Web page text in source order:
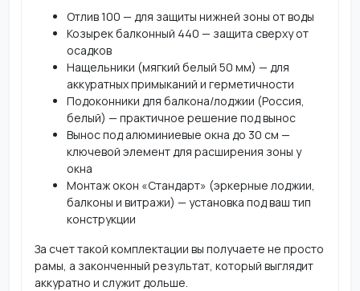
Отлив 100 — для защиты нижней зоны от воды
Козырек балконный 440 — защита сверху от
осадков
Нащельники (мягкий белый 50 мм) — для
аккуратных примыканий и герметичности
Подоконники для балкона/лоджии (Россия,
белый) — практичное решение под вынос
Вынос под алюминиевые окна до 30 см —
ключевой элемент для расширения зоны у
окна
Монтаж окон «Стандарт» (эркерные лоджии,
балконы и витражи) — установка под ваш тип
конструкции
За счет такой комплектации вы получаете не просто
рамы, а законченный результат, который выглядит
аккуратно и служит дольше.